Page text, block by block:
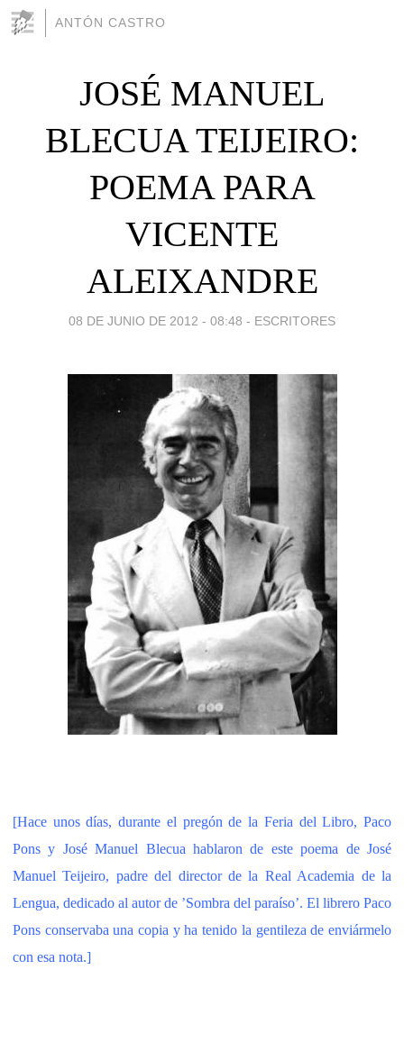
ANTÓN CASTRO
JOSÉ MANUEL
BLECUA TEIJEIRO:
POEMA PARA
VICENTE
ALEIXANDRE
08 DE JUNIO DE 2012 - 08:48 - ESCRITORES
[Hace unos días, durante el pregón de la Feria del Libro, Paco
Pons y José Manuel Blecua hablaron de este poema de José
Manuel Teijeiro, padre del director de la Real Academia de la
Lengua, dedicado al autor de ’Sombra del paraíso’. El librero Paco
Pons conservaba una copia y ha tenido la gentileza de enviármelo
con esa nota.]